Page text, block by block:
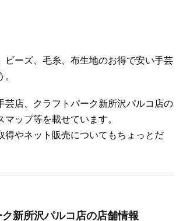
ビーズ、毛糸、布生地のお得で安い手芸
芸店、クラフトパーク新所沢パルコ店の
マップ等を載せています。
得やネット販売についてもちょっとだ
新所沢パルコ店の店舗情報